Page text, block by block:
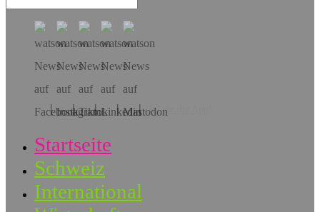
Hol dir die App!
Startseite
Schweiz
International